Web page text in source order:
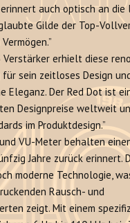
auch optisch an die
Gilde der Top-
Verstärker erhielt diese
für sein zeitloses Design
Eleganz. Der Red Dot ist
Designpreise weltweit
im Produktdesign.”
VU-Meter behalten
Jahre zurück erinnert.
moderne Technologie,
Rausch- und
zeigt. Mit einem